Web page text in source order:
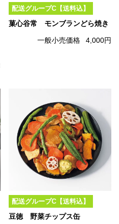
配送グループC【送料込】
菓心谷常 モンブランどら焼き
一般小売価格 4,000円
配送グループC【送料込】
豆徳 野菜チップス缶